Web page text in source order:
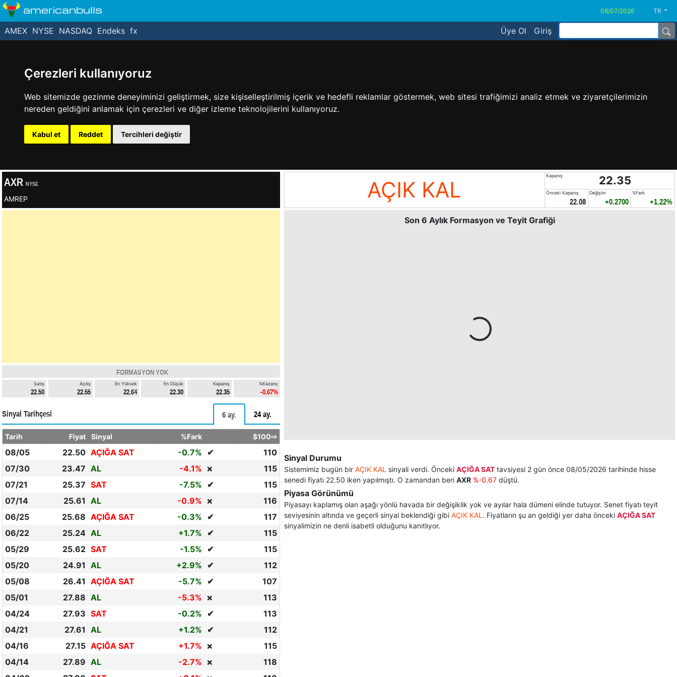
Çerezleri kullanıyoruz
Web sitemizde gezinme deneyiminizi geliştirmek, size kişiselleştirilmiş içerik ve hedefli reklamlar göstermek, web sitesi trafiğimizi analiz etmek ve ziyaretçilerimizin
nereden geldiğini anlamak için çerezleri ve diğer izleme teknolojilerini kullanıyoruz.
Kabul et Reddet Tercihleri değiştir
americanbulls TR
Üye Ol Giriş
AMEX NYSE NASDAQ Endeks fx
AXR NYSE
AMREP AÇIK KAL
Kapanış 22.35
Önceki Kapanış
22.08
Değişim
+0.2700
%Fark
+1.22%
FORMASYON YOK
Satış
22.50
Açılış
22.55
En Yüksek
22.64
En Düşük
22.30
Kapanış
22.35
%Kazanç
-0.67%
Sinyal Tarihçesi 6 ay. 24 ay.
Tarih Fiyat Sinyal %Fark $100⇨
08/05 22.50 AÇIĞA SAT -0.7% ✔
110
07/30
23.47 AL -4.1% ❌
115
07/21
25.37 SAT -7.5% ✔
115
07/14
25.61 AL -0.9% ❌
116
06/25
25.68 AÇIĞA SAT -0.3% ✔
117
06/22
25.24 AL +1.7% ✔
115
05/29
25.62 SAT -1.5% ✔
115
05/20
24.91 AL +2.9% ✔
112
05/08
26.41 AÇIĞA SAT -5.7% ✔
107
05/01
27.88 AL -5.3% ❌
113
04/24
27.93 SAT -0.2% ✔
113
04/21
27.61 AL +1.2% ✔
112
04/16
27.15 AÇIĞA SAT +1.7% ❌
115
04/14
27.89 AL -2.7% ❌
118
Son 6 Aylık Formasyon ve Teyit Grafiği
Sinyal Durumu
Sistemimiz bugün bir AÇIK KAL sinyali verdi. Önceki AÇIĞA SAT tavsiyesi 2 gün önce 08/05/2026 tarihinde hisse
senedi fiyatı 22.50 iken yapılmıştı. O zamandan beri AXR %-0.67 düştü.
Piyasa Görünümü
Piyasayı kaplamış olan aşağı yönlü havada bir değişiklik yok ve ayılar hala dümeni elinde tutuyor. Senet fiyatı teyit
seviyesinin altında ve geçerli sinyal beklendiği gibi AÇIK KAL . Fiyatların şu an geldiği yer daha önceki AÇIĞA SAT
sinyalimizin ne denli isabetli olduğunu kanıtlıyor.